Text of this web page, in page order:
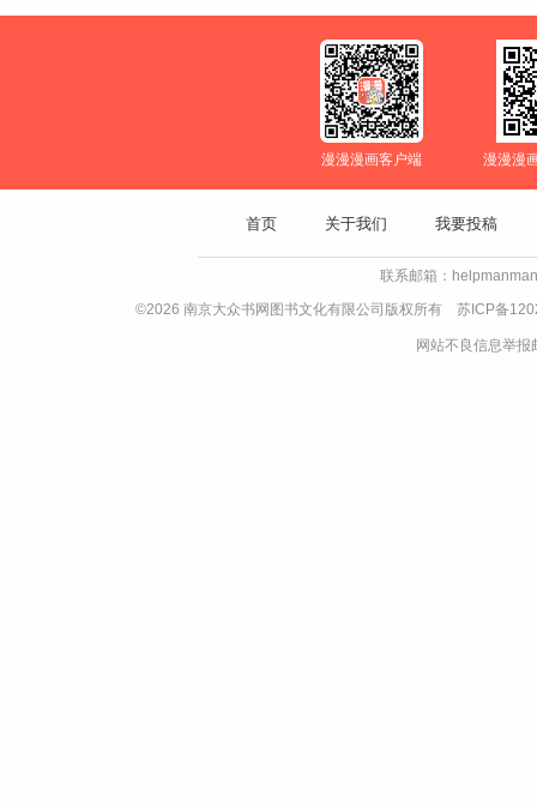
漫漫漫画客户端 漫漫漫
首页 关于我们 我要投稿
联系邮箱：
©2026 南京大众书网图书文化有限公司版权所有 苏ICP备
网站不良信息举